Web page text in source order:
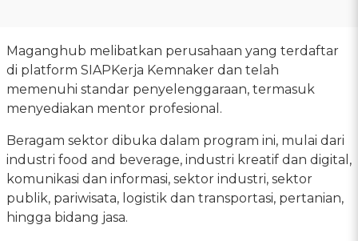
Maganghub melibatkan perusahaan yang terdaftar
di platform SIAPKerja Kemnaker dan telah
memenuhi standar penyelenggaraan, termasuk
menyediakan mentor profesional.
Beragam sektor dibuka dalam program ini, mulai dari
industri food and beverage, industri kreatif dan digital,
komunikasi dan informasi, sektor industri, sektor
publik, pariwisata, logistik dan transportasi, pertanian,
hingga bidang jasa.